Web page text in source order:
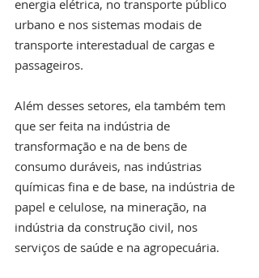
energia elétrica, no transporte público
urbano e nos sistemas modais de
transporte interestadual de cargas e
passageiros.
Além desses setores, ela também tem
que ser feita na indústria de
transformação e na de bens de
consumo duráveis, nas indústrias
químicas fina e de base, na indústria de
papel e celulose, na mineração, na
indústria da construção civil, nos
serviços de saúde e na agropecuária.